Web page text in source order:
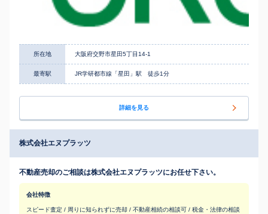
所在地 大阪府交野市星田5丁目14-1
最寄駅 JR学研都市線「星田」駅 徒歩1分
詳細を見る
株式会社エヌプラッツ
不動産売却のご相談は株式会社エヌプラッツにお任せ下さい。
会社特徴
スピード査定 / 周りに知られずに売却 / 不動産相続の相談可 / 税金・法律の相談